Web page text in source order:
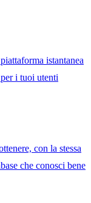
istantanea
i tuoi utenti
con la stessa
che conosci bene